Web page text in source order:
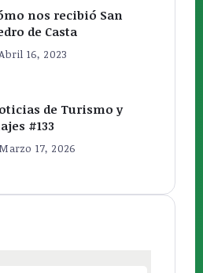
nos recibió San
de Casta
16, 2023
de Turismo y
#133
Marzo 17, 2026